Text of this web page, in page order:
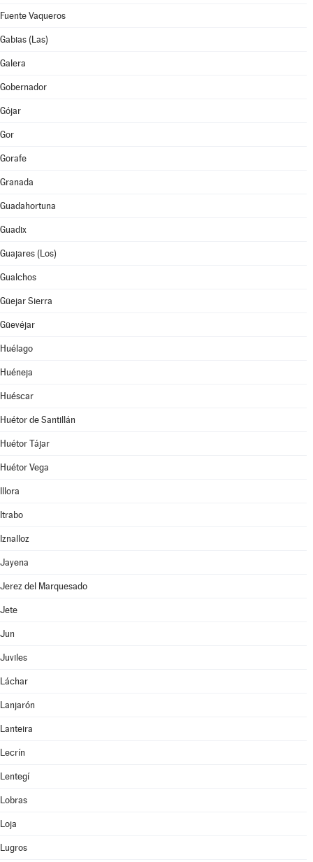
Fuente Vaqueros
Gabias (Las)
Galera
Gobernador
Gójar
Gor
Gorafe
Granada
Guadahortuna
Guadix
Guajares (Los)
Gualchos
Güejar Sierra
Güevéjar
Huélago
Huéneja
Huéscar
Huétor de Santillán
Huétor Tájar
Huétor Vega
Illora
Itrabo
Iznalloz
Jayena
Jerez del Marquesado
Jete
Jun
Juviles
Láchar
Lanjarón
Lanteira
Lecrín
Lentegí
Lobras
Loja
Lugros